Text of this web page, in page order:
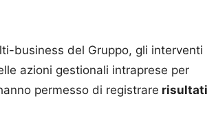
business del Gruppo, gli interventi
azioni gestionali intraprese per
permesso di registrare risultati